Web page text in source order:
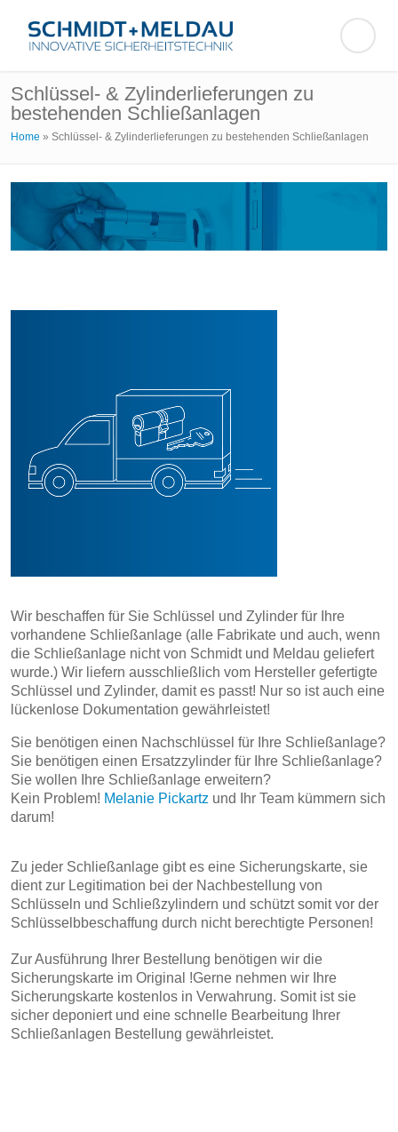
Schlüssel- & Zylinderlieferungen zu
bestehenden Schließanlagen
Home » Schlüssel- & Zylinderlieferungen zu bestehenden Schließanlagen
Wir beschaffen für Sie Schlüssel und Zylinder für Ihre
vorhandene Schließanlage (alle Fabrikate und auch, wenn
die Schließanlage nicht von Schmidt und Meldau geliefert
wurde.) Wir liefern ausschließlich vom Hersteller gefertigte
Schlüssel und Zylinder, damit es passt! Nur so ist auch eine
lückenlose Dokumentation gewährleistet!
Sie benötigen einen Nachschlüssel für Ihre Schließanlage?
Sie benötigen einen Ersatzzylinder für Ihre Schließanlage?
Sie wollen Ihre Schließanlage erweitern?
Kein Problem! Melanie Pickartz und Ihr Team kümmern sich
darum!
Zu jeder Schließanlage gibt es eine Sicherungskarte, sie
dient zur Legitimation bei der Nachbestellung von
Schlüsseln und Schließzylindern und schützt somit vor der
Schlüsselbbeschaffung durch nicht berechtigte Personen!
Zur Ausführung Ihrer Bestellung benötigen wir die
Sicherungskarte im Original !Gerne nehmen wir Ihre
Sicherungskarte kostenlos in Verwahrung. Somit ist sie
sicher deponiert und eine schnelle Bearbeitung Ihrer
Schließanlagen Bestellung gewährleistet.